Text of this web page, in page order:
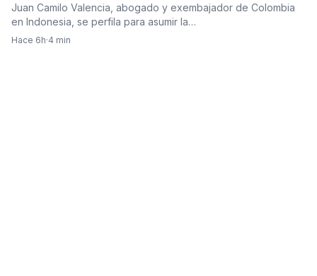
Juan Camilo Valencia, abogado y exembajador de Colombia
en Indonesia, se perfila para asumir la…
Hace 6h·4 min